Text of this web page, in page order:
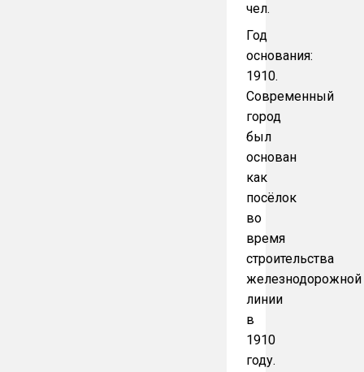
чел.
Год
основания:
1910.
Современный
город
был
основан
как
посёлок
во
время
строительства
железнодорожной
линии
в
1910
году.